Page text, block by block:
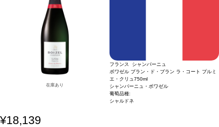
40% ピノ・ノワール、35% シャルドネ、25% ピノ・ムニエ
在庫あり
フランス シャンパーニュ
ボワゼル ブラン・ド・ブラン ラ・コート プルミ
エ・クリュ 750ml
シャンパーニュ・ボワゼル
葡萄品種:
シャルドネ
¥18,139